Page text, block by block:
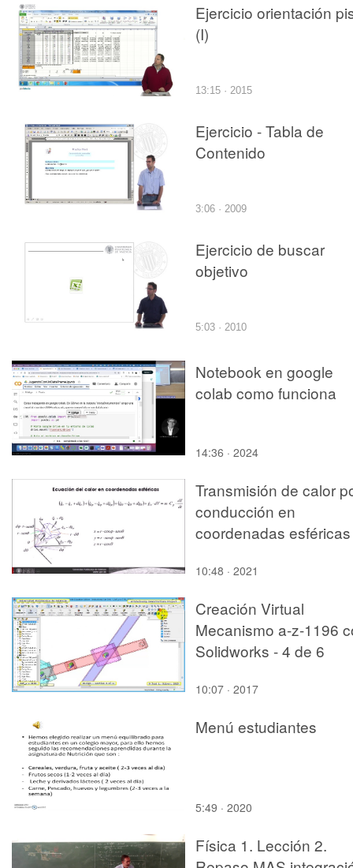
Ejercicio orientación
(I)
13:15 · 2015
Ejercicio - Tabla de
Contenido
3:06 · 2009
Ejercicio de buscar
objetivo
5:03 · 2010
Notebook en google
colab como funciona
14:36 · 2024
Transmisión de calor
conducción en
coordenadas esféricas
10:48 · 2021
Creación Virtual
Mecanismo a-z-1196
Solidworks - 4 de 6
10:07 · 2017
Menú estudiantes
5:49 · 2020
Física 1. Lección 2.